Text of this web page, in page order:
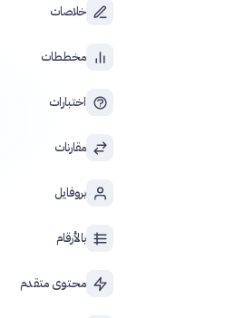
خلاصات
مخططات
اختبارات
مقارنات
بروفايل
بالأرقام
محتوى متقدم